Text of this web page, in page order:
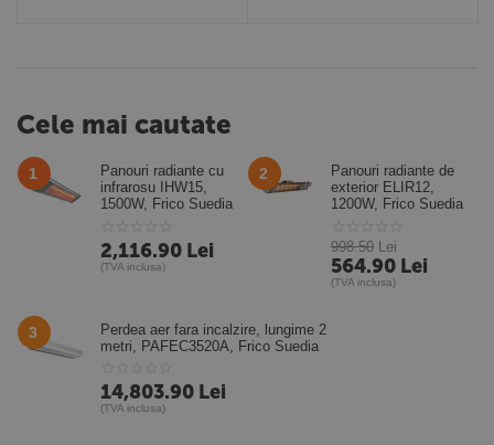
Cele mai cautate
1
Panouri radiante cu
infrarosu IHW15,
1500W, Frico Suedia
2,116.90 Lei
(TVA inclusa)
2
Panouri radiante de
exterior ELIR12,
1200W, Frico Suedia
998.50 Lei
564.90 Lei
(TVA inclusa)
3
Perdea aer fara incalzire, lungime 2
metri, PAFEC3520A, Frico Suedia
14,803.90 Lei
(TVA inclusa)